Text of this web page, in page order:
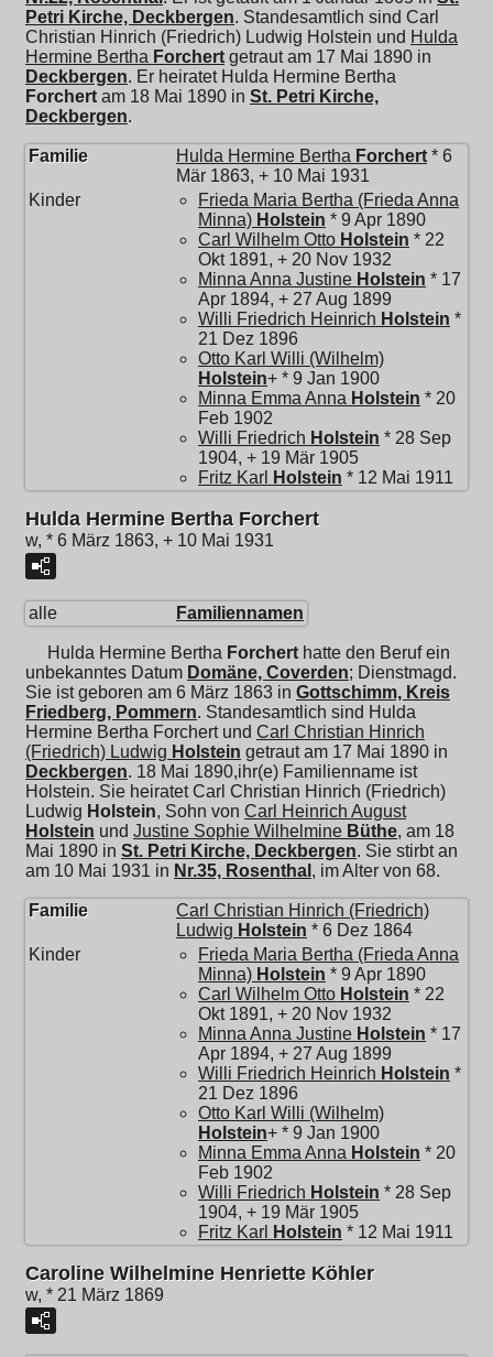
Petri Kirche, Deckbergen. Standesamtlich sind Carl
Christian Hinrich (Friedrich) Ludwig Holstein und Hulda
Hermine Bertha Forchert getraut am 17 Mai 1890 in
Deckbergen. Er heiratet Hulda Hermine Bertha
Forchert am 18 Mai 1890 in St. Petri Kirche,
Deckbergen.
Familie Hulda Hermine Bertha Forchert * 6
Mär 1863, + 10 Mai 1931
Kinder
Frieda Maria Bertha (Frieda Anna
Minna) Holstein * 9 Apr 1890
Carl Wilhelm Otto Holstein * 22
Okt 1891, + 20 Nov 1932
Minna Anna Justine Holstein * 17
Apr 1894, + 27 Aug 1899
Willi Friedrich Heinrich Holstein *
21 Dez 1896
Otto Karl Willi (Wilhelm)
Holstein+ * 9 Jan 1900
Minna Emma Anna Holstein * 20
Feb 1902
Willi Friedrich Holstein * 28 Sep
1904, + 19 Mär 1905
Fritz Karl
Holstein * 12 Mai 1911
Hulda Hermine Bertha Forchert
w, * 6 März 1863, + 10 Mai 1931
alle Familiennamen
Hulda Hermine Bertha Forchert hatte den Beruf ein
unbekanntes Datum Domäne, Coverden; Dienstmagd.
Sie ist geboren am 6 März 1863 in Gottschimm, Kreis
Friedberg, Pommern. Standesamtlich sind Hulda
Hermine Bertha Forchert und Carl Christian Hinrich
(Friedrich) Ludwig Holstein getraut am 17 Mai 1890 in
Deckbergen. 18 Mai 1890,ihr(e) Familienname ist
Holstein. Sie heiratetCarl Christian Hinrich (Friedrich)
Ludwig Holstein, Sohn von Carl Heinrich August
Holstein und Justine Sophie Wilhelmine Büthe, am 18
Mai 1890 in St. Petri Kirche, Deckbergen. Sie stirbt an
am 10 Mai 1931 in Nr.35, Rosenthal , im Alter von 68.
Familie
Carl Christian Hinrich (Friedrich)
Ludwig Holstein * 6 Dez 1864
Kinder
Frieda Maria Bertha (Frieda Anna
Minna) Holstein * 9 Apr 1890
Carl Wilhelm Otto Holstein * 22
Okt 1891, + 20 Nov 1932
Minna Anna Justine Holstein * 17
Apr 1894, + 27 Aug 1899
Willi Friedrich Heinrich Holstein *
21 Dez 1896
Otto Karl Willi (Wilhelm)
Holstein+ * 9 Jan 1900
Minna Emma Anna Holstein * 20
Feb 1902
Willi Friedrich Holstein * 28 Sep
1904, + 19 Mär 1905
Fritz Karl
Holstein * 12 Mai 1911
Caroline Wilhelmine Henriette Köhler
w, * 21 März 1869